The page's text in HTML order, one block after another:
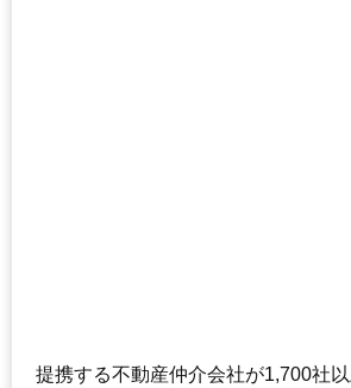
提携する不動産仲介会社が1,700社